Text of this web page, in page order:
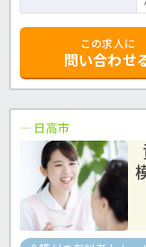
この求人に
問い合わせ
日高市